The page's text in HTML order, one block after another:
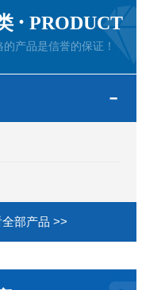
· PRODUCT
的产品是信誉的保证！
部产品 >>